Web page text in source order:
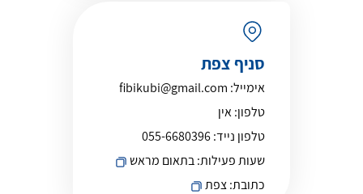
סניף צפת
אימייל: fibikubi@gmail.com
טלפון:אין
טלפון נייד:055-6680396
שעות פעילות:בתאום מראש
כתובת:צפת